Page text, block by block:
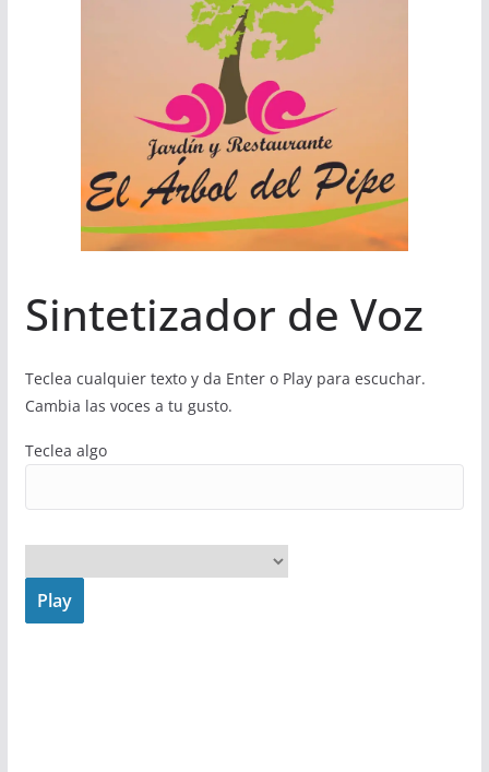
Sintetizador de Voz
Teclea cualquier texto y da Enter o Play para escuchar.
Cambia las voces a tu gusto.
Teclea algo
Play